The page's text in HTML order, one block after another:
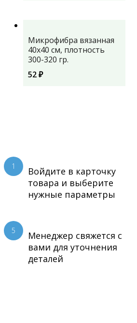
Микрофибра вязанная
40х40 см, плотность
300-320 гр.
52₽
1
Войдите в карточку
товара и выберите
нужные параметры
5
Менеджер свяжется с
вами для уточнения
деталей